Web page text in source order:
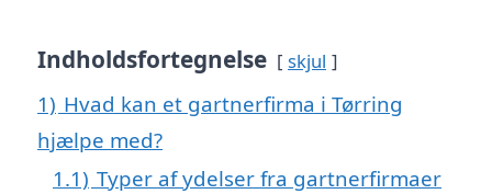
Indholdsfortegnelse skjul
1) Hvad kan et gartnerfirma i Tørring
hjælpe med?
1.1) Typer af ydelser fra gartnerfirmaer